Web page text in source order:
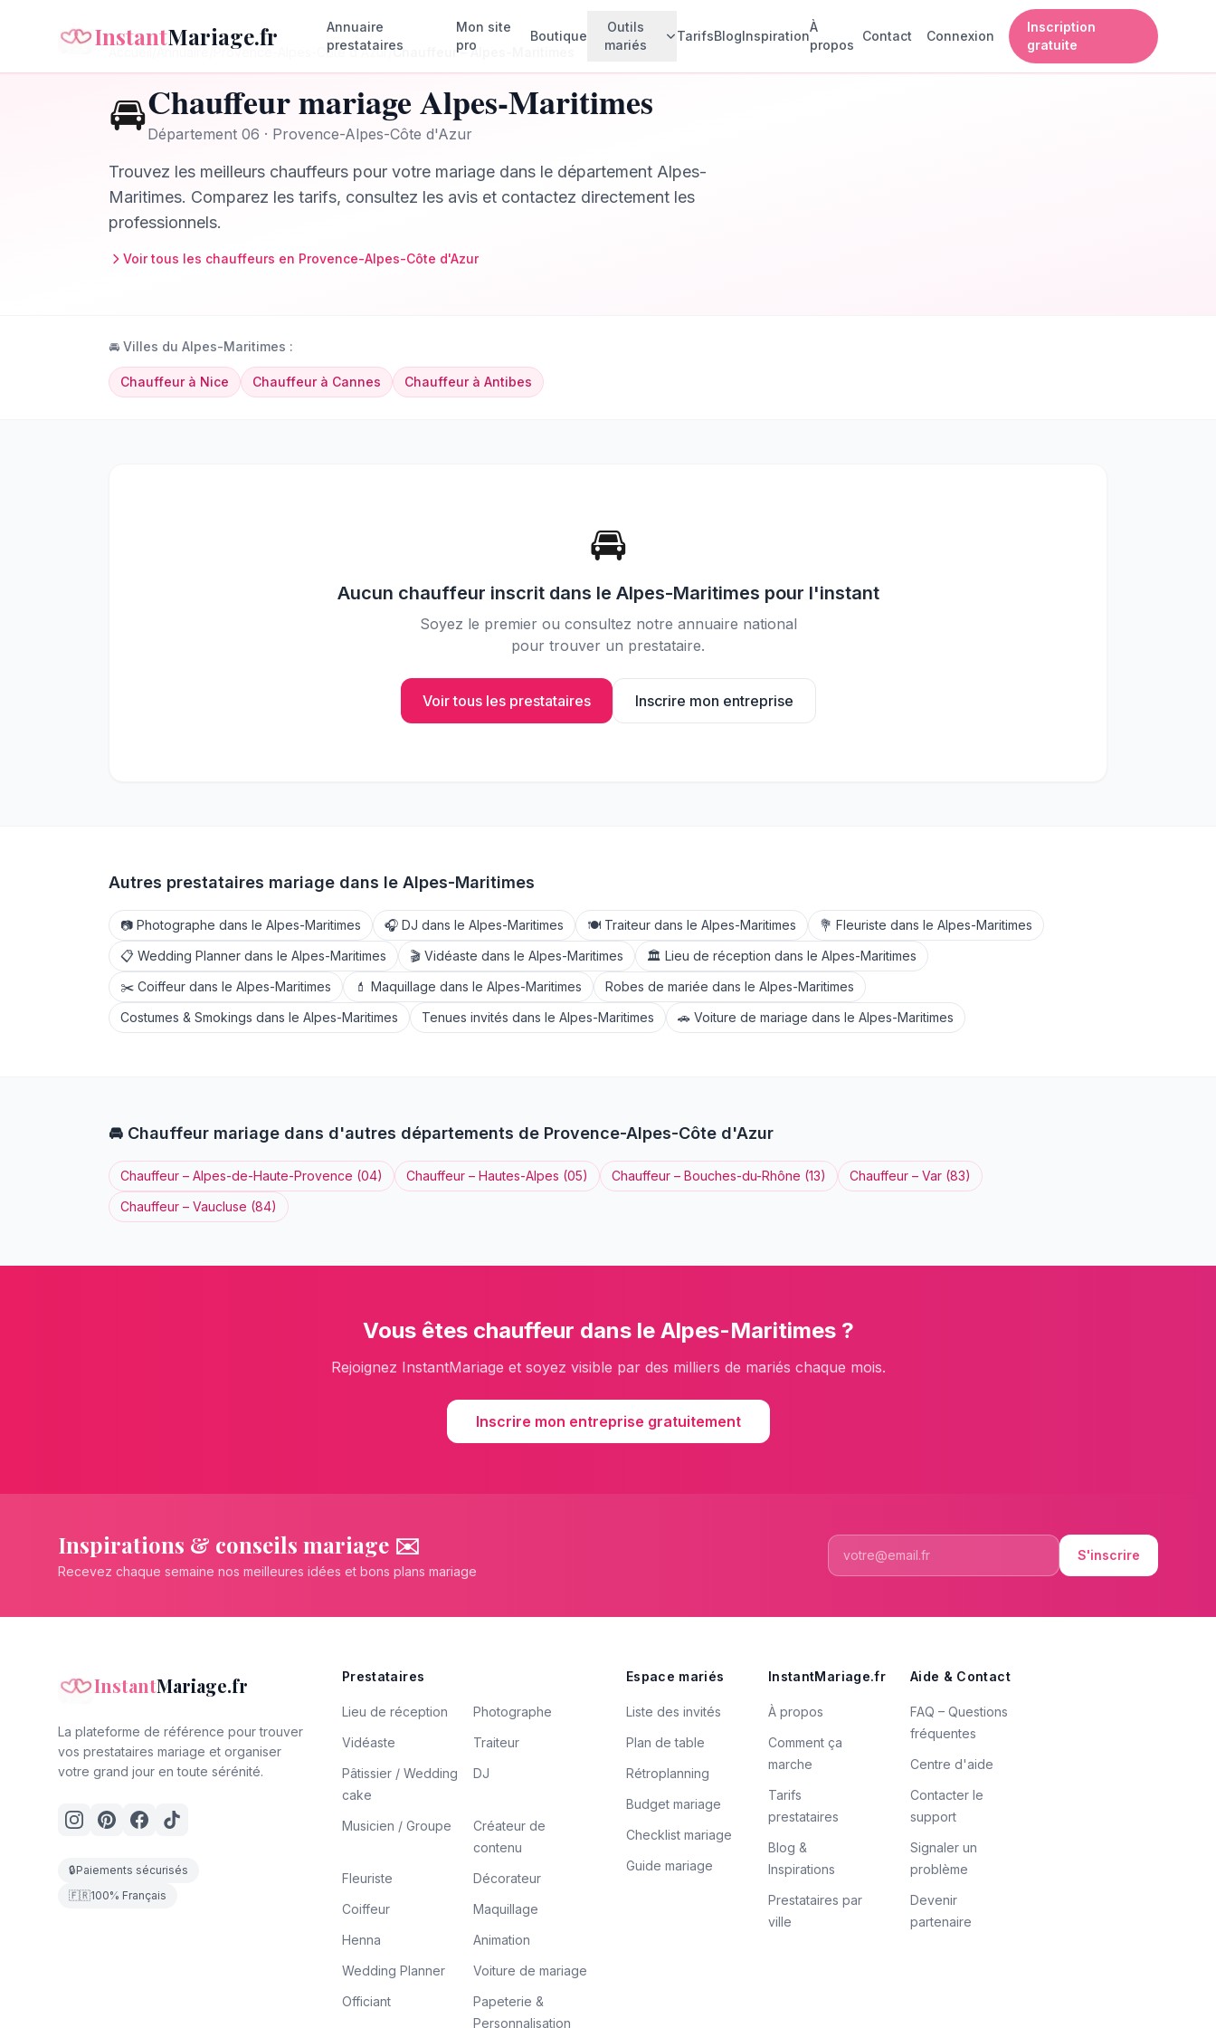
InstantMariage.fr
Annuaire
prestataires
Mon site
pro
Boutique
Outils
mariés
Faire-parts animés
🪑
Invités & Plan de table
table
TarifsBlogInspiration
À
propos
Contact Connexion
Inscription
gratuite
Provence-Alpes-Côte d'Azur/Chauffeur –Alpes-Maritimes
🚘ChauffeurmariageAlpes-Maritimes
Département 06 · Provence-Alpes-Côte d'Azur
Trouvez les meilleurs chauffeurs pour votre mariage dans le département Alpes-
Maritimes. Comparez les tarifs, consultez les avis et contactez directement les
professionnels.
Voir tous les chauffeurs en Provence-Alpes-Côte d'Azur
🚘 Villes du Alpes-Maritimes :
Chauffeurà Nice Chauffeurà Cannes Chauffeurà Antibes
🚘
Aucun chauffeur inscrit dans le Alpes-Maritimes pour l'instant
Soyez le premier ou consultez notre annuaire national
pour trouver un prestataire.
Voir tous les prestataires Inscrire mon entreprise
Autres prestataires mariage dans le Alpes-Maritimes
📷 Photographe dans le Alpes-Maritimes 🎧 DJ dans le Alpes-Maritimes 🍽️ Traiteur dans le Alpes-Maritimes 💐 Fleuriste dans le Alpes-Maritimes
📋 Wedding Planner dans le Alpes-Maritimes 🎬 Vidéaste dans le Alpes-Maritimes 🏛️ Lieu de réception dans le Alpes-Maritimes
✂️ Coiffeur dans le Alpes-Maritimes 💄 Maquillage dans le Alpes-Maritimes Robes de mariée dans le Alpes-Maritimes
Costumes & Smokings dans le Alpes-Maritimes Tenues invités dans le Alpes-Maritimes 🚗 Voiture de mariage dans le Alpes-Maritimes
🚘 Chauffeur mariage dans d'autres départements de Provence-Alpes-Côte d'Azur
Chauffeur – Alpes-de-Haute-Provence (04) Chauffeur – Hautes-Alpes (05) Chauffeur – Bouches-du-Rhône (13) Chauffeur – Var (83)
Chauffeur – Vaucluse (84)
Vous êtes chauffeur dans le Alpes-Maritimes?
Rejoignez InstantMariage et soyez visible par des milliers de mariés chaque mois.
Inscrire mon entreprise gratuitement
Inspirations & conseils mariage ✉️
Recevez chaque semaine nos meilleures idées et bons plans mariage
S'inscrire
InstantMariage.fr
La plateforme de référence pour trouver
vos prestataires mariage et organiser
votre grand jour en toute sérénité.
🔒Paiements sécurisés
🇫🇷100% Français
Prestataires
Lieu de réception
Photographe
Vidéaste
Traiteur
Pâtissier / Wedding
cake
DJ
Musicien / Groupe
Créateur de
contenu
Fleuriste
Décorateur
Coiffeur
Maquillage
Henna
Animation
Wedding Planner
Voiture de mariage
Officiant
Papeterie &
Personnalisation
Espace mariés
Liste des invités
Plan de table
Rétroplanning
Budget mariage
Checklist mariage
Guide mariage
InstantMariage.fr
À propos
Comment ça
marche
Tarifs
prestataires
Blog &
Inspirations
Prestataires par
ville
Aide & Contact
FAQ – Questions
fréquentes
Centre d'aide
Contacter le
support
Signaler un
problème
Devenir
partenaire